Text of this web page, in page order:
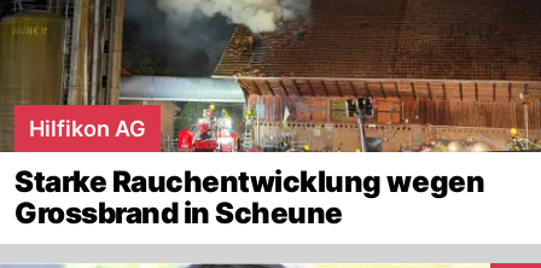
Hilfikon AG
Starke Rauchentwicklung wegen
Grossbrand in Scheune